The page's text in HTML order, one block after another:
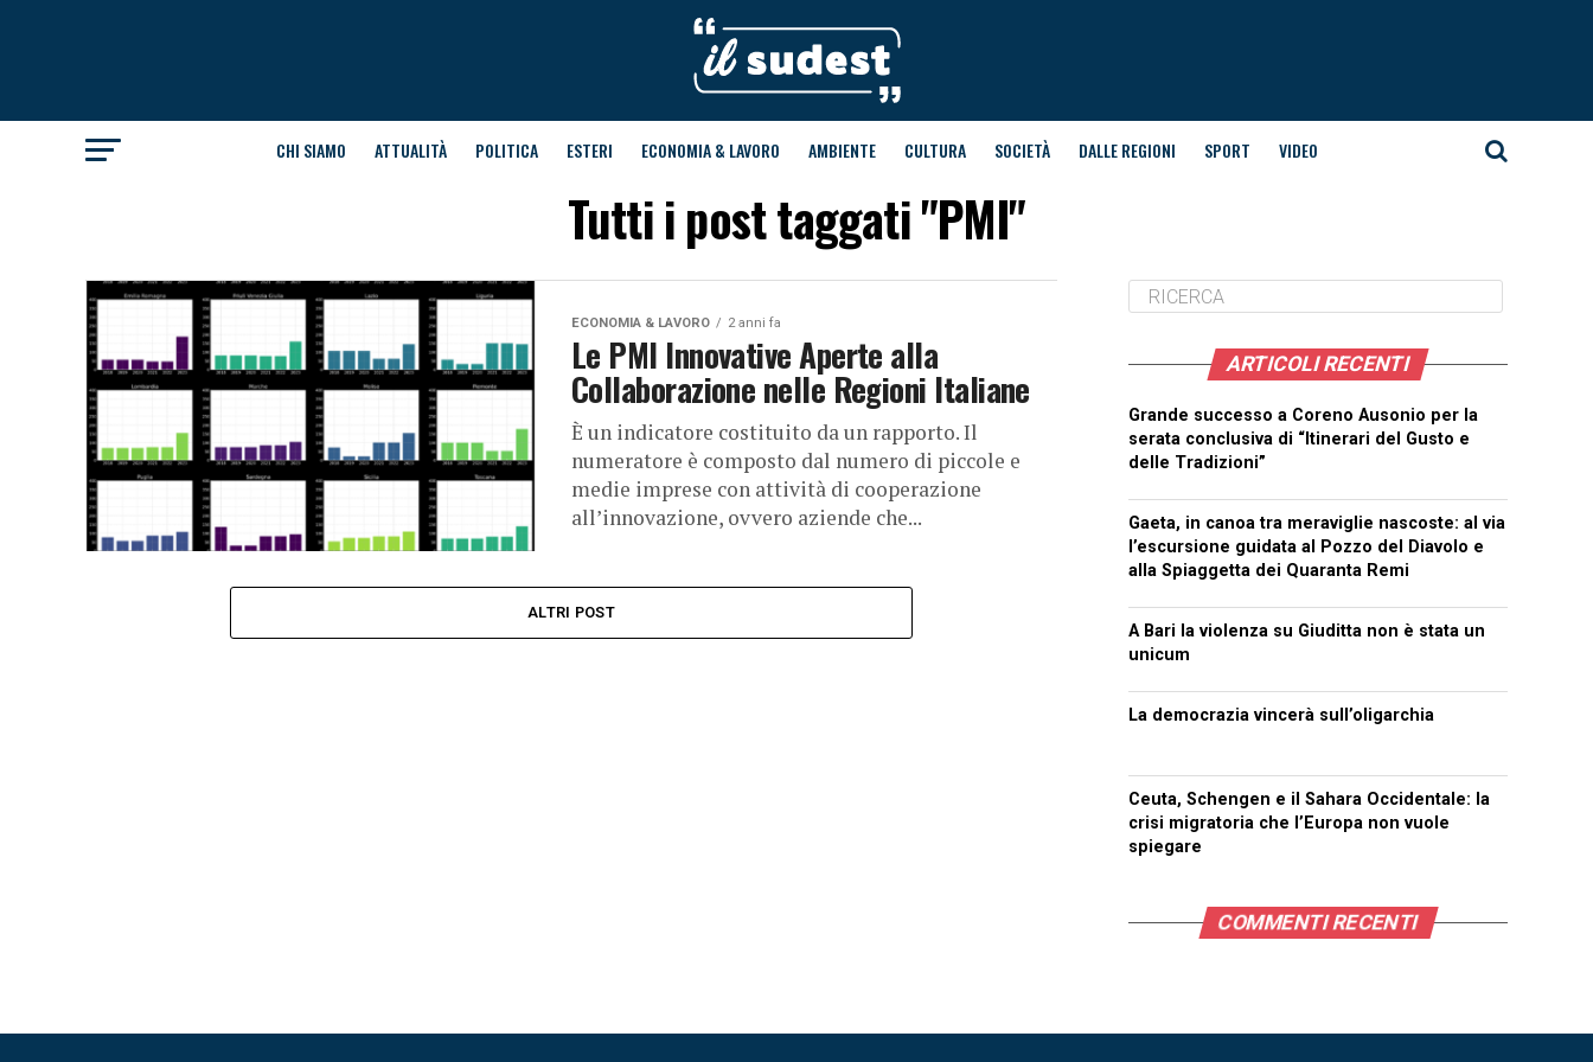
CHI SIAMO ATTUALITÀ POLITICA ESTERI ECONOMIA & LAVORO AMBIENTE CULTURA SOCIETÀ DALLE REGIONI SPORT VIDEO
Tutti i post taggati "PMI"
ECONOMIA & LAVORO 2 anni fa
Le PMI Innovative Aperte alla
Collaborazione nelle Regioni Italiane
È un indicatore costituito da un rapporto. Il
numeratore è composto dal numero di piccole e
medie imprese con attività di cooperazione
all’innovazione, ovvero aziende che...
ALTRI POST
ARTICOLI RECENTI
Grande successo a Coreno Ausonio per la
serata conclusiva di “Itinerari del Gusto e
delle Tradizioni”
Gaeta, in canoa tra meraviglie nascoste: al via
l’escursione guidata al Pozzo del Diavolo e
alla Spiaggetta dei Quaranta Remi
A Bari la violenza su Giuditta non è stata un
unicum
La democrazia vincerà sull’oligarchia
Ceuta, Schengen e il Sahara Occidentale: la
crisi migratoria che l’Europa non vuole
spiegare
COMMENTI RECENTI